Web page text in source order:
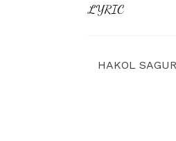
LYRIC
HAKOL